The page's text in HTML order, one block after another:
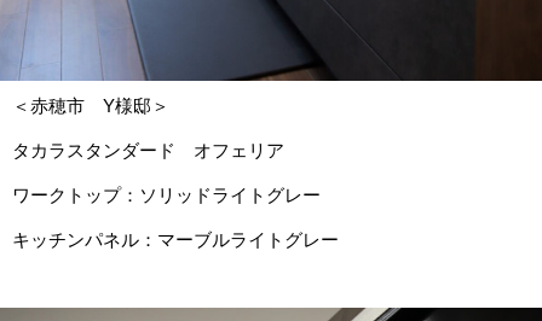
＜赤穂市 Y様邸＞
タカラスタンダード オフェリア
ワークトップ：ソリッドライトグレー
キッチンパネル：マーブルライトグレー